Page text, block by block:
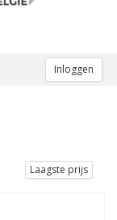
Inloggen
Laagste prijs